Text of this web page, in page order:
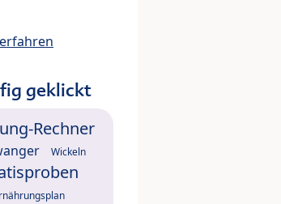
geklickt
Rechner
Wickeln